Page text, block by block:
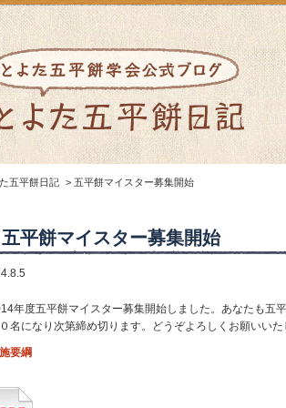
五平餅日記 > 五平餅マイスター募集開始
五平餅マイスター募集開始
年度五平餅マイスター募集開始しました。あなたも五
０名になり次第締め切ります。どうぞよろしくお願い
要綱